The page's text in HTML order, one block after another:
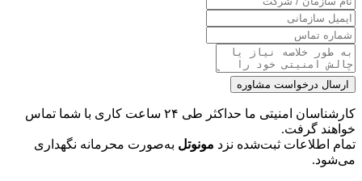
ارسال درخواست مشاوره
کارشناسان امنیتی ما حداکثر طی ۲۴ ساعت کاری با شما تماس
خواهند گرفت.
تمام اطلاعات ثبت‌شده نزد مونوتل به‌صورت محرمانه نگهداری
می‌شود.